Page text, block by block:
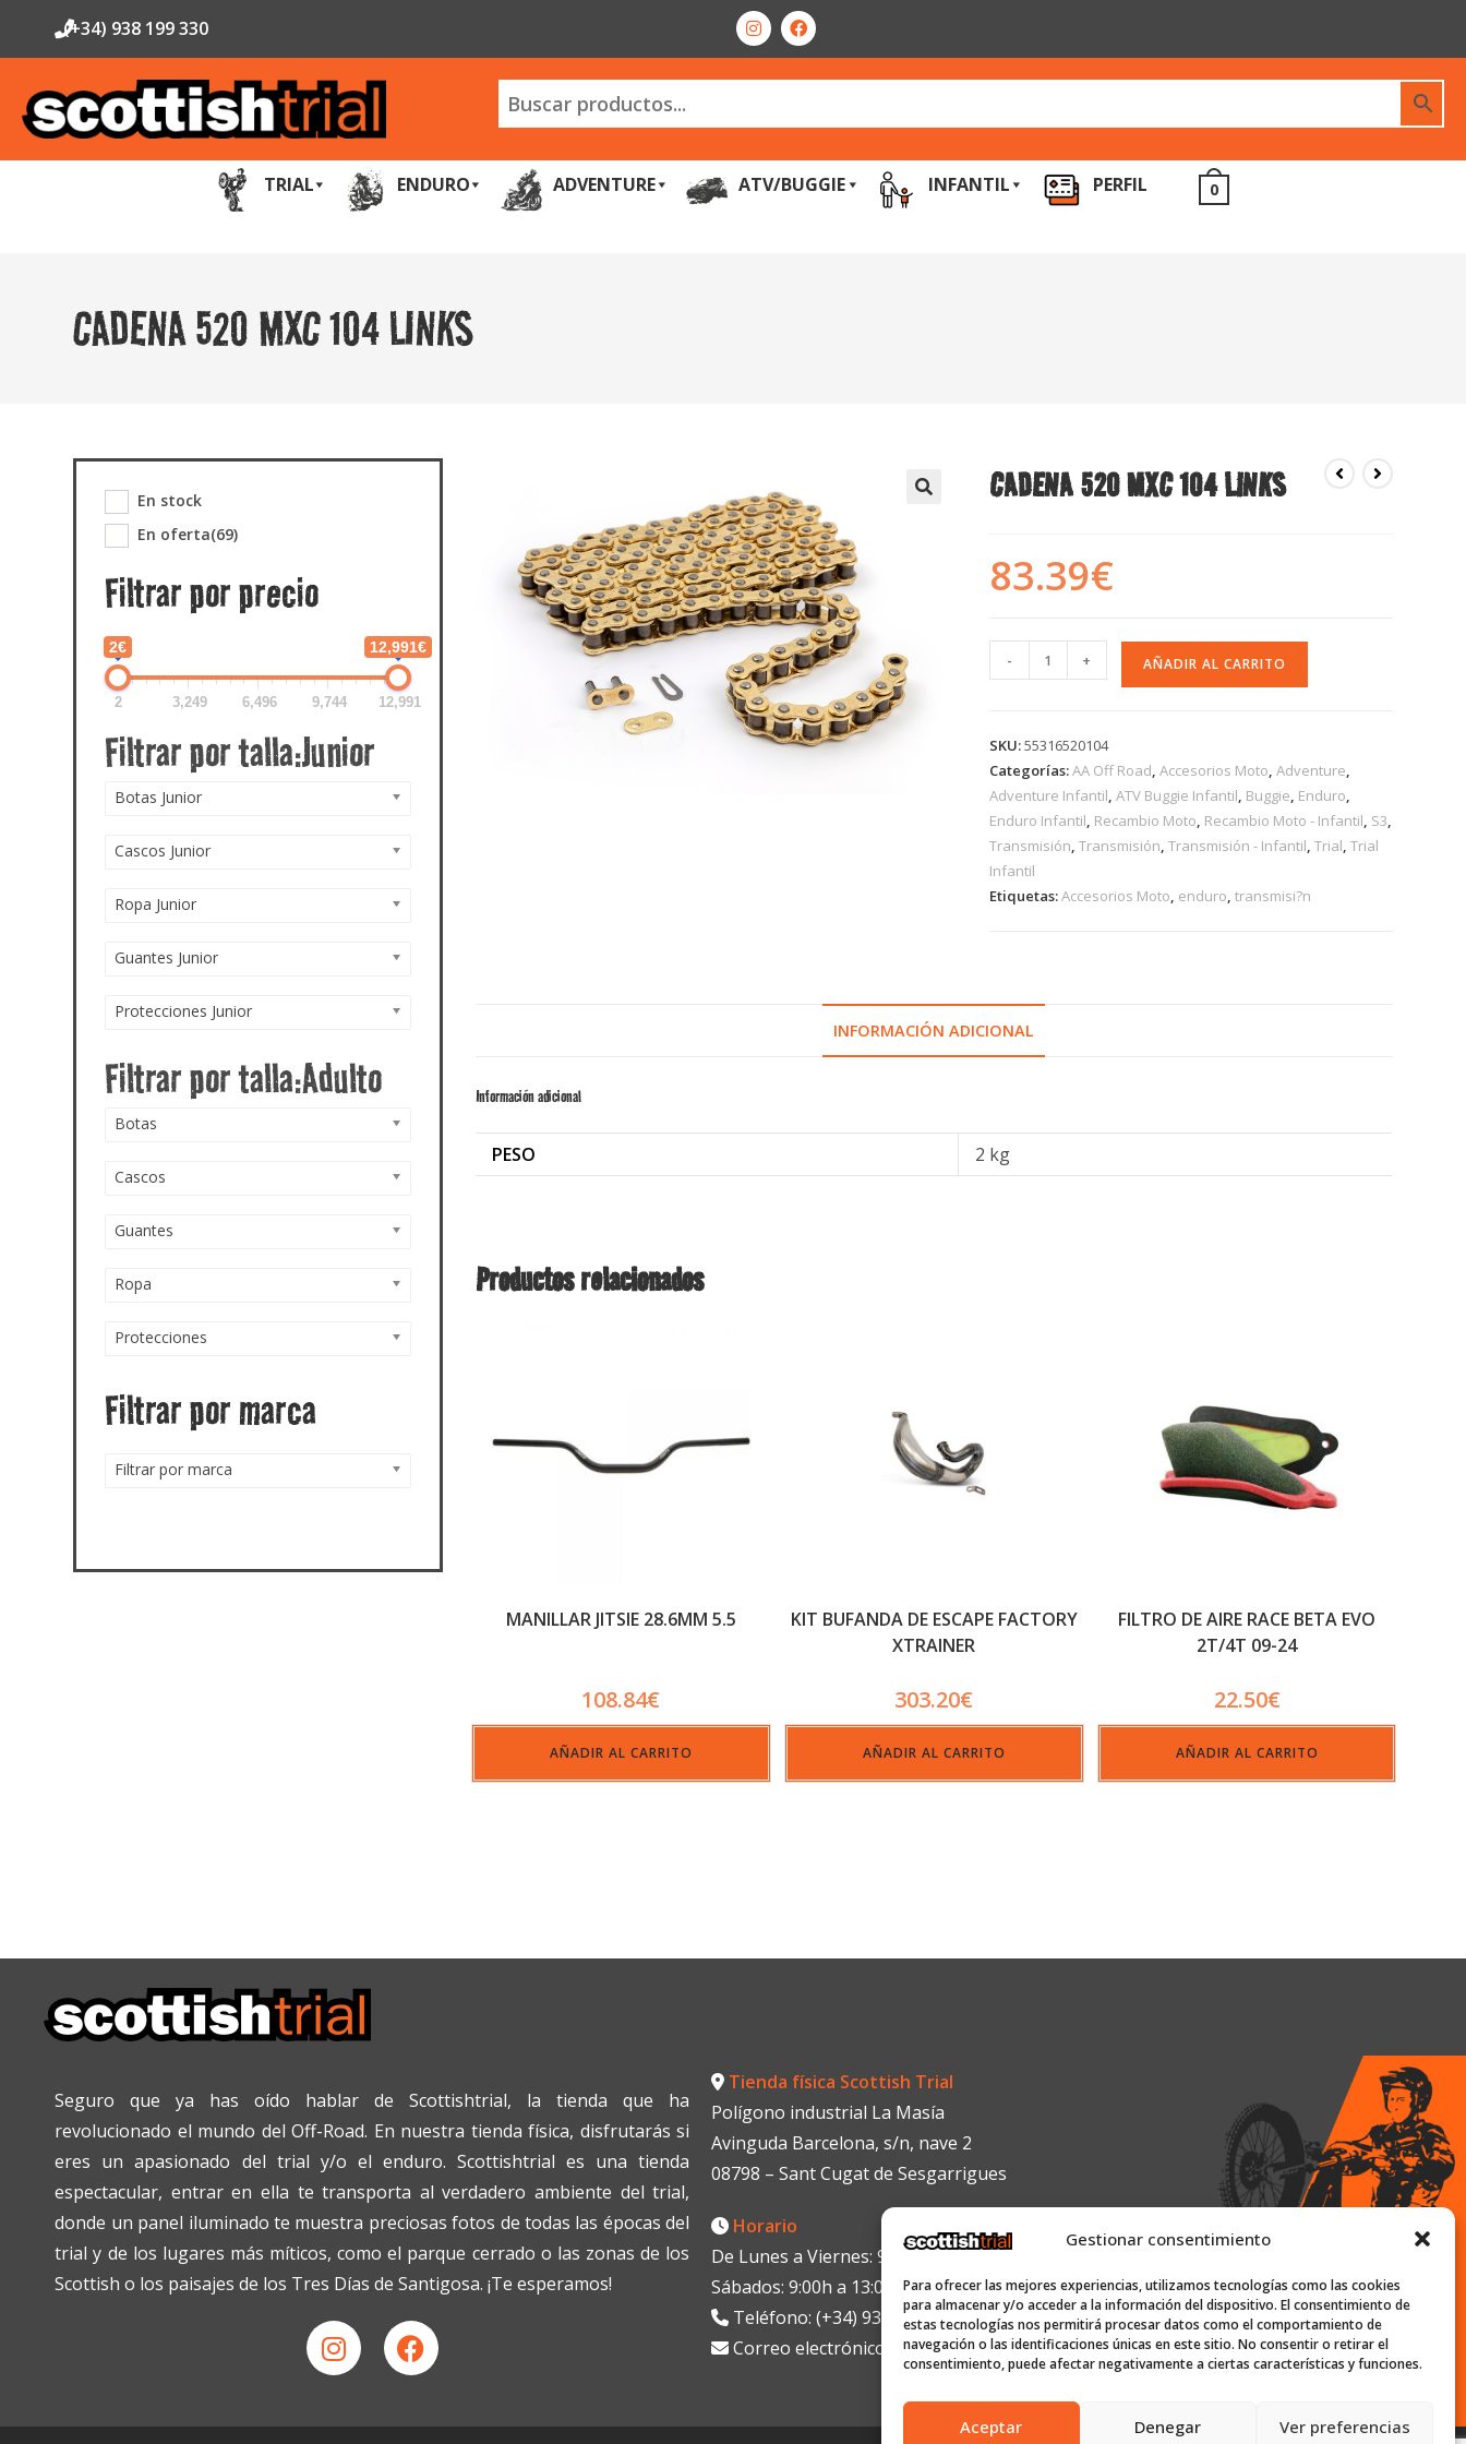
Gestionar consentimiento
Para ofrecer las mejores experiencias, utilizamos tecnologías como las cookies
para almacenar y/o acceder a la información del dispositivo. El consentimiento de
estas tecnologías nos permitirá procesar datos como el comportamiento de
navegación o las identificaciones únicas en este sitio. No consentir o retirar el
consentimiento, puede afectar negativamente a ciertas características y funciones.
Aceptar Denegar Ver preferencias
(+34) 938 199 330
TRIAL ENDURO ADVENTURE ATV/BUGGIE INFANTIL PERFIL 0
CADENA 520 MXC 104 LINKS
CADENA 520 MXC 104 LINKS
83.39€
- + AÑADIR AL CARRITO
SKU:55316520104
Categorías:AA Off Road, Accesorios Moto, Adventure,
Adventure Infantil, ATV Buggie Infantil, Buggie, Enduro,
Enduro Infantil, Recambio Moto, Recambio Moto - Infantil, S3,
Transmisión, Transmisión, Transmisión - Infantil, Trial, Trial
Infantil
Etiquetas:Accesorios Moto, enduro, transmisi?n
INFORMACIÓN ADICIONAL
Información adicional
PESO 2 kg
Productos relacionados
MANILLAR JITSIE 28.6MM 5.5
108.84€
AÑADIR AL CARRITO
KIT BUFANDA DE ESCAPE FACTORY
XTRAINER
303.20€
AÑADIR AL CARRITO
FILTRO DE AIRE RACE BETA EVO
2T/4T 09-24
22.50€
AÑADIR AL CARRITO
En stock
En oferta(69)
Filtrar por precio
2€ 12,991€
2 3,249 6,496 9,744 12,991
Botas Junior
Cascos Junior
Ropa Junior
Guantes Junior
Protecciones Junior
Botas
Cascos
Guantes
Ropa
Protecciones
Filtrar por marca
Filtrar por marca
Seguro que ya has oído hablar de Scottishtrial, la tienda que ha
revolucionado el mundo del Off-Road. En nuestra tienda física, disfrutarás si
eres un apasionado del trial y/o el enduro. Scottishtrial es una tienda
espectacular, entrar en ella te transporta al verdadero ambiente del trial,
donde un panel iluminado te muestra preciosas fotos de todas las épocas del
trial y de los lugares más míticos, como el parque cerrado o las zonas de los
Scottish o los paisajes de los Tres Días de Santigosa. ¡Te esperamos!
Tienda física Scottish Trial
Polígono industrial La Masía
Avinguda Barcelona, s/n, nave 2
08798 – Sant Cugat de Sesgarrigues
Horario
De Lunes a Viernes: 9:00h a 13:00h y de 16:00h a 19:30h
Sábados: 9:00h a 13:00h
Teléfono: (+34) 938199330
Correo electrónico:
info@scottish-trial.com